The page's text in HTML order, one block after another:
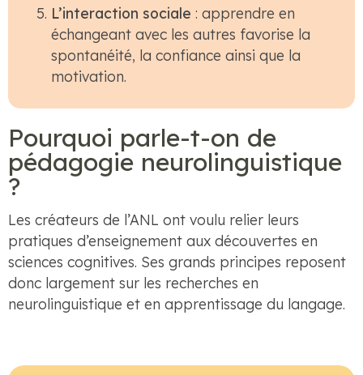
L’interaction sociale : apprendre en
échangeant avec les autres favorise la
spontanéité, la confiance ainsi que la
motivation.
Pourquoi parle-t-on de
pédagogie neurolinguistique
?
Les créateurs de l’ANL ont voulu relier leurs
pratiques d’enseignement aux découvertes en
sciences cognitives. Ses grands principes reposent
donc largement sur les recherches en
neurolinguistique et en apprentissage du langage.